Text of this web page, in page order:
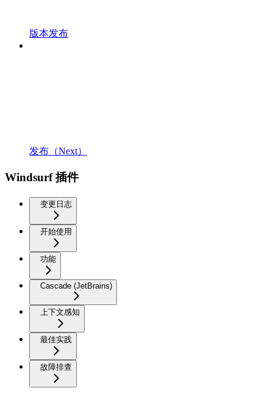
版本发布
发布（Next）
Windsurf 插件
变更日志
开始使用
功能
Cascade (JetBrains)
上下文感知
最佳实践
故障排查